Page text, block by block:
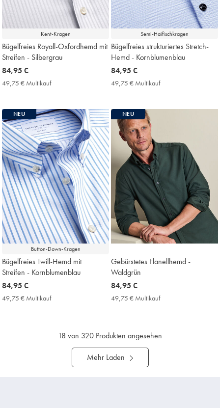
Kent-Kragen
Bügelfreies Royall-Oxfordhemd mit
Streifen - Silbergrau
now
84,95
84,95 €
49,75 € Multikauf49,75
Price
Semi-Haifischkragen
Bügelfreies strukturiertes Stretch-
Hemd - Kornblumenblau
now
84,95
84,95 €
49,75 € Multikauf49,75
Price
Button-Down-Kragen
NEU
Bügelfreies Twill-Hemd mit
Streifen - Kornblumenblau
now
84,95
84,95 €
49,75 € Multikauf49,75
NEU
Gebürstetes Flanellhemd -
Waldgrün
now
84,95
84,95 €
49,75 € Multikauf49,75
18 von 320 Produkten angesehen
Mehr Laden